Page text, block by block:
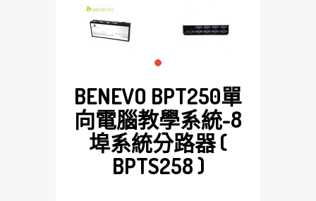
BENEVO BPT250單
向電腦教學系統-8
埠系統分路器 (
BPTS258 )